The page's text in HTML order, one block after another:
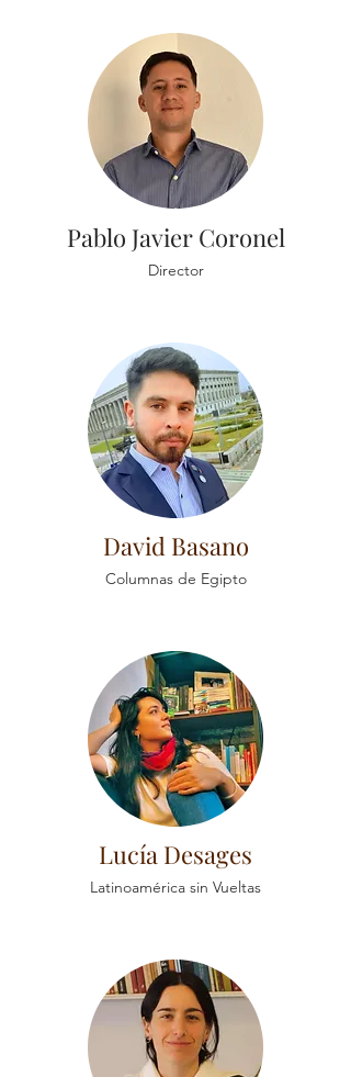
Pablo Javier Coronel
Director
David Basano
Columnas de Egipto
Lucía Desages
Latinoamérica sin Vueltas